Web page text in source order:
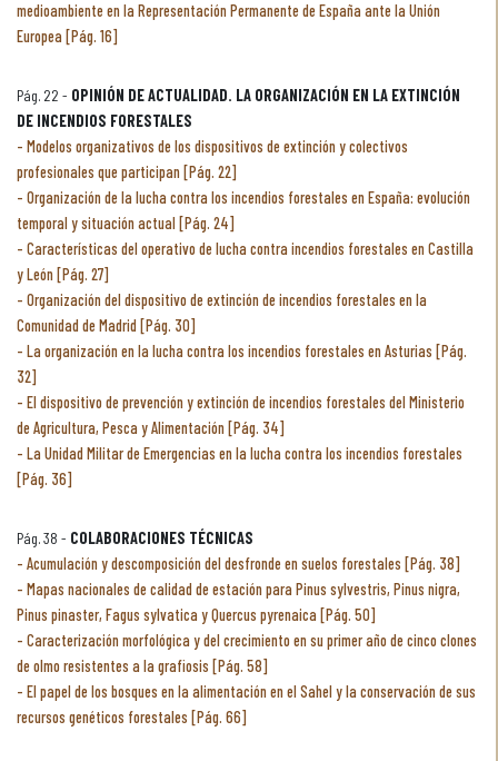
medioambiente en la Representación Permanente de España ante la Unión
Europea [Pág. 16]
Pág. 22 - OPINIÓN DE ACTUALIDAD. LA ORGANIZACIÓN EN LA EXTINCIÓN
DE INCENDIOS FORESTALES
Modelos organizativos de los dispositivos de extinción y colectivos
profesionales que participan [Pág. 22]
Organización de la lucha contra los incendios forestales en España: evolución
temporal y situación actual [Pág. 24]
Características del operativo de lucha contra incendios forestales en Castilla
y León [Pág. 27]
Organización del dispositivo de extinción de incendios forestales en la
Comunidad de Madrid [Pág. 30]
La organización en la lucha contra los incendios forestales en Asturias [Pág.
32]
El dispositivo de prevención y extinción de incendios forestales del Ministerio
de Agricultura, Pesca y Alimentación [Pág. 34]
La Unidad Militar de Emergencias en la lucha contra los incendios forestales
[Pág. 36]
Pág. 38 - COLABORACIONES TÉCNICAS
Acumulación y descomposición del desfronde en suelos forestales [Pág. 38]
Mapas nacionales de calidad de estación para Pinus sylvestris, Pinus nigra,
Pinus pinaster, Fagus sylvatica y Quercus pyrenaica [Pág. 50]
Caracterización morfológica y del crecimiento en su primer año de cinco clones
de olmo resistentes a la grafiosis [Pág. 58]
El papel de los bosques en la alimentación en el Sahel y la conservación de sus
recursos genéticos forestales [Pág. 66]